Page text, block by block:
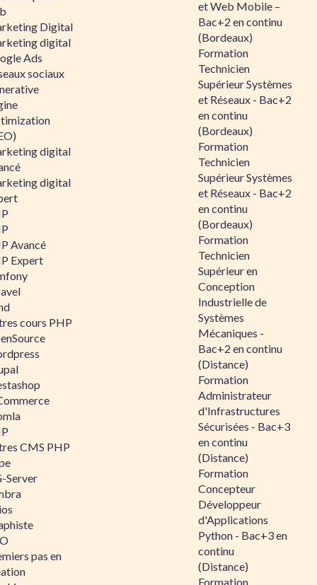
Digital
digital
Ads
sociaux
digital
digital
Avancé
Expert
cours PHP
CMS PHP
Server
pas en
et Web Mobile –
Bac+2 en continu
(Bordeaux)
Formation
Technicien
Supérieur Systèmes
et Réseaux - Bac+2
en continu
(Bordeaux)
Formation
Technicien
Supérieur Systèmes
et Réseaux - Bac+2
en continu
(Bordeaux)
Formation
Technicien
Supérieur en
Conception
Industrielle de
Systèmes
Mécaniques -
Bac+2 en continu
(Distance)
Formation
Administrateur
d'Infrastructures
Sécurisées - Bac+3
en continu
(Distance)
Formation
Concepteur
Développeur
d'Applications
Python - Bac+3 en
continu
(Distance)
Formation